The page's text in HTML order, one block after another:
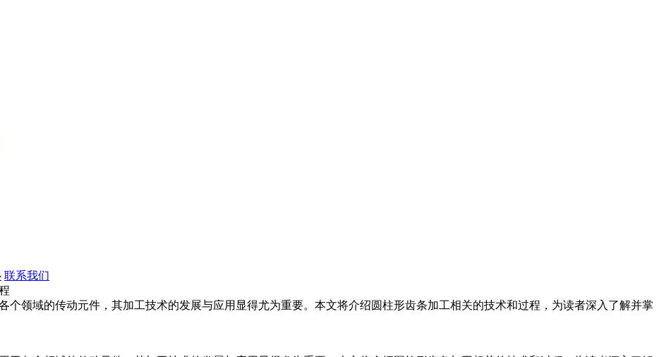
联系我们
个领域的传动元件，其加工技术的发展与应用显得尤为重要。本文将介绍圆柱形齿条加工相关的技术和过程，为读者深入了解并掌